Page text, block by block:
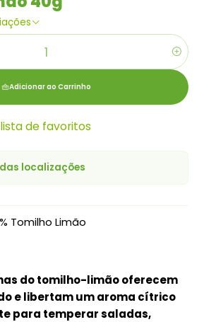
Adicionar ao Carrinho
de favoritos
localizações
Tomilho Limão
do tomilho-limão oferecem
e libertam um aroma cítrico
para temperar saladas,